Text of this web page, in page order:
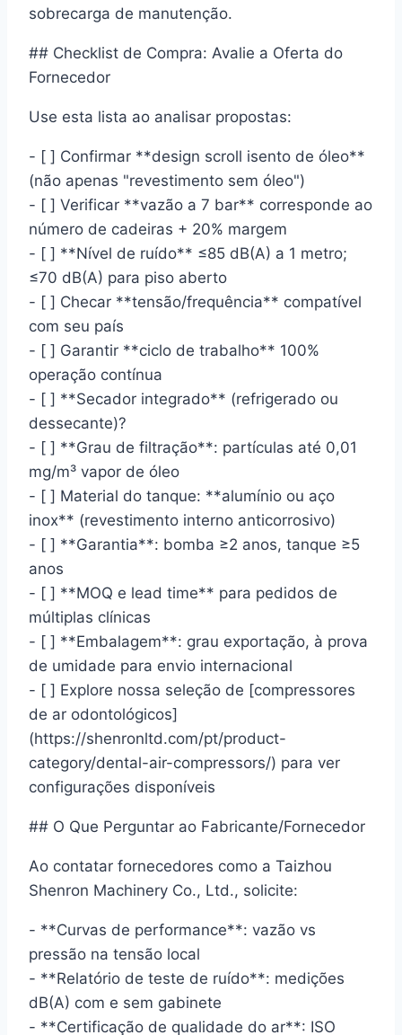
sobrecarga de manutenção.
## Checklist de Compra: Avalie a Oferta do
Fornecedor
Use esta lista ao analisar propostas:
- [ ] Confirmar **design scroll isento de óleo**
(não apenas "revestimento sem óleo")
- [ ] Verificar **vazão a 7 bar** corresponde ao
número de cadeiras + 20% margem
- [ ] **Nível de ruído** ≤85 dB(A) a 1 metro;
≤70 dB(A) para piso aberto
- [ ] Checar **tensão/frequência** compatível
com seu país
- [ ] Garantir **ciclo de trabalho** 100%
operação contínua
- [ ] **Secador integrado** (refrigerado ou
dessecante)?
- [ ] **Grau de filtração**: partículas até 0,01
mg/m³ vapor de óleo
- [ ] Material do tanque: **alumínio ou aço
inox** (revestimento interno anticorrosivo)
- [ ] **Garantia**: bomba ≥2 anos, tanque ≥5
anos
- [ ] **MOQ e lead time** para pedidos de
múltiplas clínicas
- [ ] **Embalagem**: grau exportação, à prova
de umidade para envio internacional
- [ ] Explore nossa seleção de [compressores
de ar odontológicos]
(https://shenronltd.com/pt/product-
category/dental-air-compressors/) para ver
configurações disponíveis
## O Que Perguntar ao Fabricante/Fornecedor
Ao contatar fornecedores como a Taizhou
Shenron Machinery Co., Ltd., solicite:
- **Curvas de performance**: vazão vs
pressão na tensão local
- **Relatório de teste de ruído**: medições
dB(A) com e sem gabinete
- **Certificação de qualidade do ar**: ISO